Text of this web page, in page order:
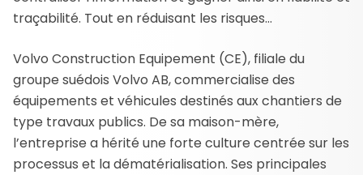
traçabilité. Tout en réduisant les risques…
Volvo Construction Equipement (CE), filiale du
groupe suédois Volvo AB, commercialise des
équipements et véhicules destinés aux chantiers de
type travaux publics. De sa maison-mère,
l’entreprise a hérité une forte culture centrée sur les
processus et la dématérialisation. Ses principales